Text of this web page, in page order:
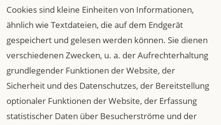
Cookies sind kleine Einheiten von Informationen,
ähnlich wie Textdateien, die auf dem Endgerät
gespeichert und gelesen werden können. Sie dienen
verschiedenen Zwecken, u. a. der Aufrechterhaltung
grundlegender Funktionen der Website, der
Sicherheit und des Datenschutzes, der Bereitstellung
optionaler Funktionen der Website, der Erfassung
statistischer Daten über Besucherströme und der